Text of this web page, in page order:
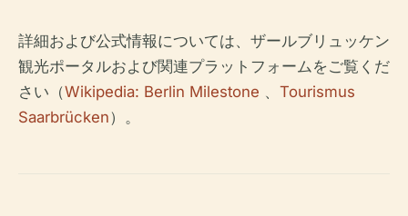
詳細および公式情報については、ザールブリュッケン
観光ポータルおよび関連プラットフォームをご覧くだ
さい（Wikipedia: Berlin Milestone 、 Tourismus
Saarbrücken）。